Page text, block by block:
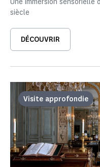
siècle
DÉCOUVRIR
Visite approfondie